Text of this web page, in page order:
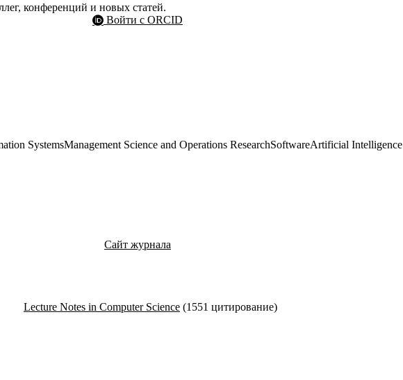
конференций и новых статей.
Войти с ORCID
SystemsManagement Science and Operations ResearchSoftwareArtificial Intelligence
Сайт журнала
Lecture Notes in Computer Science (1551 цитирование)